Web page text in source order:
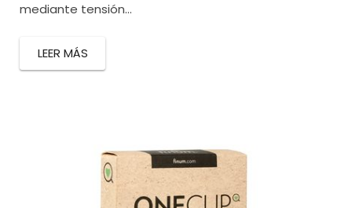
mediante tensión...
LEER MÁS